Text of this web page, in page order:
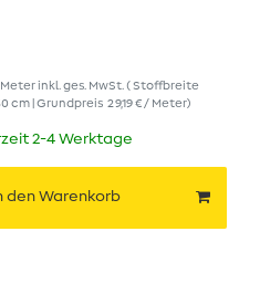
Meterinkl. ges. MwSt. ( Stoffbreite
cm | Grundpreis 29,19 € / Meter)
2-4 Werktage
den Warenkorb